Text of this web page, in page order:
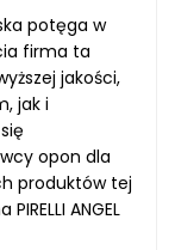
potęga w
firma ta
jakości,
jak i
opon dla
produktów tej
ANGEL